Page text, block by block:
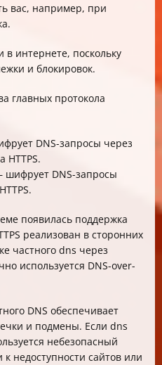
вас, например, при
в интернете, поскольку
и блокировок.
главных протокола
DNS-запросы через
HTTPS.
DNS-запросы
появилась поддержка
реализован в сторонних
частного dns через
используется DNS-over-
DNS обеспечивает
и подмены. Если dns
небезопасный
недоступности сайтов или